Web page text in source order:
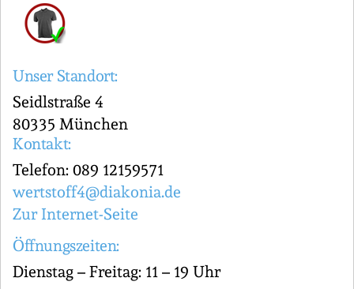
Unser Standort:
Seidlstraße 4
80335 München
Kontakt:
Telefon: 089 12159571
wertstoff4@diakonia.de
Zur Internet-Seite
Öffnungszeiten:
Dienstag – Freitag: 11 – 19 Uhr